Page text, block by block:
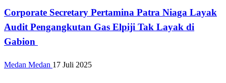
Corporate Secretary Pertamina Patra Niaga Layak
Audit Pengangkutan Gas Elpiji Tak Layak di
Gabion
Medan Medan 17 Juli 2025